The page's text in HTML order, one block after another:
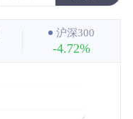
近3年
近5年
沪深300
-4.72%